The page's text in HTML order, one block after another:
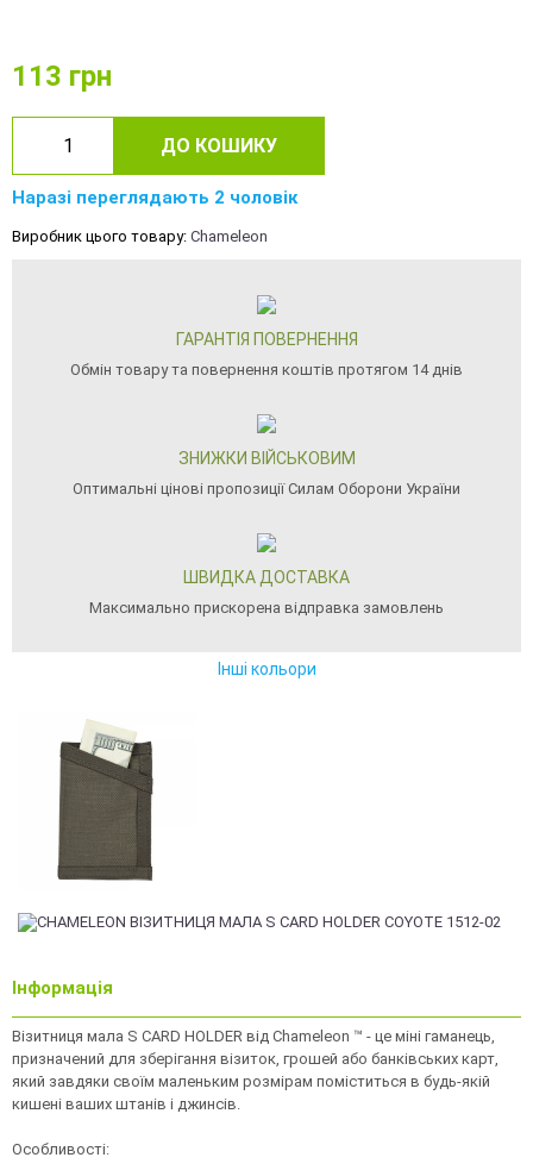
113 грн
ДО КОШИКУ
Наразі переглядають 2 чоловік
Виробник цього товару: Chameleon
ГАРАНТІЯ ПОВЕРНЕННЯ
Обмін товару та повернення коштів протягом 14 днів
ЗНИЖКИ ВІЙСЬКОВИМ
Оптимальні цінові пропозиції Силам Оборони України
ШВИДКА ДОСТАВКА
Максимально прискорена відправка замовлень
Інші кольори
Інформація
Візитниця мала S CARD HOLDER від Chameleon ™ - це міні гаманець,
призначений для зберігання візиток, грошей або банківських карт,
який завдяки своїм маленьким розмірам поміститься в будь-якій
кишені ваших штанів і джинсів.
Особливості: